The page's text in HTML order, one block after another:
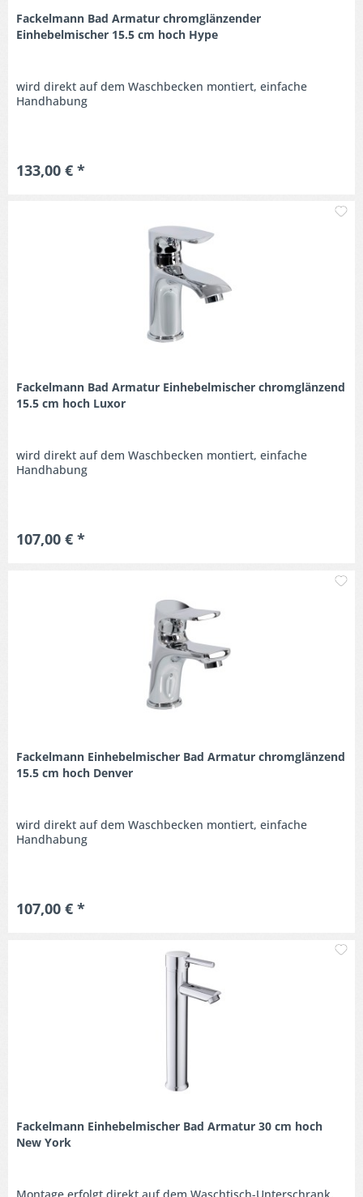
Fackelmann Bad Armatur chromglänzender
Einhebelmischer 15.5 cm hoch Hype
wird direkt auf dem Waschbecken montiert, einfache
Handhabung
133,00 € *
Fackelmann Bad Armatur Einhebelmischer chromglänzend
15.5 cm hoch Luxor
wird direkt auf dem Waschbecken montiert, einfache
Handhabung
107,00 € *
Fackelmann Einhebelmischer Bad Armatur chromglänzend
15.5 cm hoch Denver
wird direkt auf dem Waschbecken montiert, einfache
Handhabung
107,00 € *
Fackelmann Einhebelmischer Bad Armatur 30 cm hoch
New York